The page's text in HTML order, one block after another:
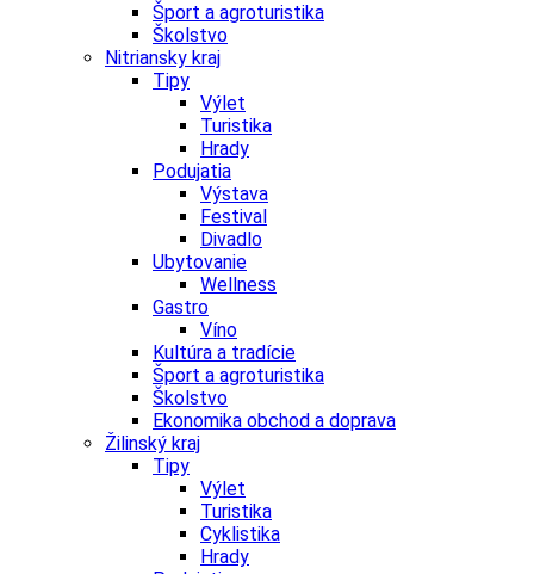
Šport a agroturistika
Školstvo
Nitriansky kraj
Tipy
Výlet
Turistika
Hrady
Podujatia
Výstava
Festival
Divadlo
Ubytovanie
Wellness
Gastro
Víno
Kultúra a tradície
Šport a agroturistika
Školstvo
Ekonomika obchod a doprava
Žilinský kraj
Tipy
Výlet
Turistika
Cyklistika
Hrady